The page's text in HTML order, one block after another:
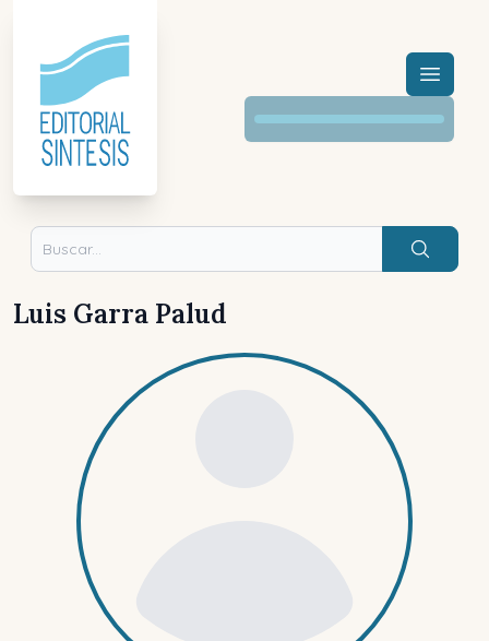
Menú
Buscar
Luis Garra Palud